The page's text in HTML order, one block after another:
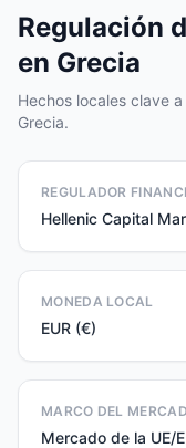
Regulación
en Grecia
Hechos locales clave
Grecia.
REGULADOR
Hellenic Capital
MONEDA LOCAL
EUR (€)
MARCO DEL
Mercado de la UE/